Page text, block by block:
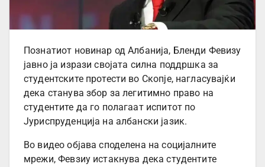
Познатиот новинар од Албанија, Бленди Февизу
јавно ја изрази својата силна поддршка за
студентските протести во Скопје, нагласувајќи
дека станува збор за легитимно право на
студентите да го полагаат испитот по
Јуриспруденција на албански јазик.
Во видео објава споделена на социјалните
мрежи, Февзиу истакнува дека студентите